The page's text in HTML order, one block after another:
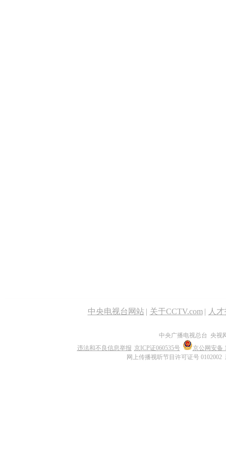
中央电视台网站 | 关于CCTV.com | 人
中央广播电视总台 央视
违法和不良信息举报 京ICP证060535号
京公网安备
网上传播视听节目许可证号 0102002